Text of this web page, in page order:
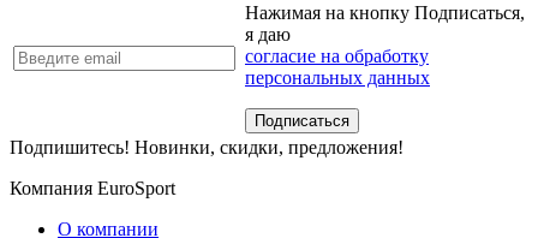
Нажимая на кнопку Подписаться,
я даю
согласие на обработку
персональных данных
Подпишитесь! Новинки, скидки, предложения!
Компания EuroSport
О компании